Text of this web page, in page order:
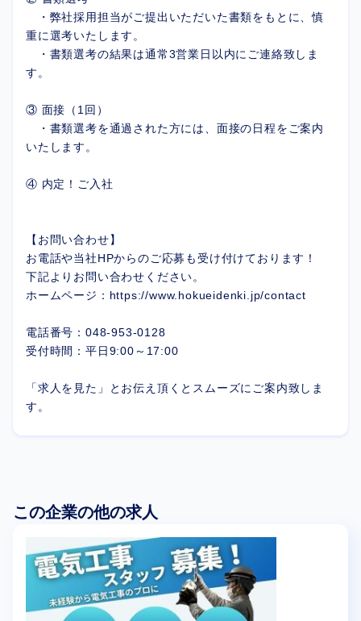
・弊社採用担当がご提出いただいた書類をもとに、慎
重に選考いたします。
・書類選考の結果は通常3営業日以内にご連絡致しま
す。
③ 面接（1回）
・書類選考を通過された方には、面接の日程をご案内
いたします。
④ 内定！ご入社
【お問い合わせ】
お電話や当社HPからのご応募も受け付けております！
下記よりお問い合わせください。
ホームページ：https://www.hokueidenki.jp/contact
電話番号：048-953-0128
受付時間：平日9:00～17:00
「求人を見た」とお伝え頂くとスムーズにご案内致しま
す。
この企業の他の求人